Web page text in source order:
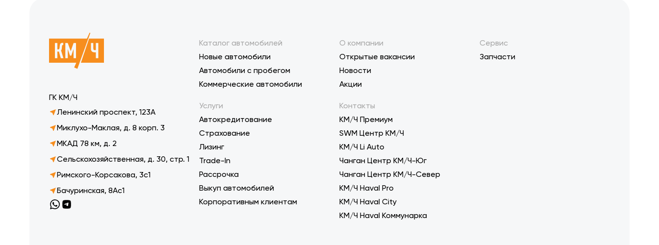
ГК КМ/Ч
Ленинский проспект, 123А
Миклухо-Маклая, д. 8 корп. 3
МКАД 78 км, д. 2
Сельскохозяйственная, д. 30, стр. 1
Римского-Корсакова, 3с1
Бачуринская, 8Ас1
Каталог автомобилей
Новые автомобили
Автомобили с пробегом
Коммерческие автомобили
Услуги
Автокредитование
Страхование
Лизинг
Trade-In
Рассрочка
Выкуп автомобилей
Корпоративным клиентам
О компании
Открытые вакансии
Новости
Акции
Контакты
КМ/Ч Премиум
SWM Центр КМ/Ч
KM/Ч Li Auto
Чанган Центр КМ/Ч-Юг
Чанган Центр КМ/Ч-Север
КМ/Ч Haval Pro
КМ/Ч Haval City
КМ/Ч Haval Коммунарка
Сервис
Запчасти